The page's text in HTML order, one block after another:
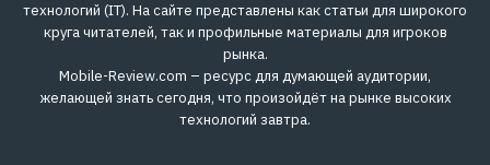
технологий (IT). На сайте представлены как статьи для широкого
круга читателей, так и профильные материалы для игроков
рынка.
Mobile-Review.com – ресурс для думающей аудитории,
желающей знать сегодня, что произойдёт на рынке высоких
технологий завтра.